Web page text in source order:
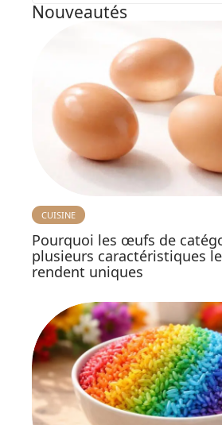
Nouveautés
CUISINE
Pourquoi les œufs de
plusieurs caractéristiques
rendent uniques